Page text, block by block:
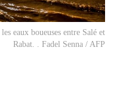
eaux boueuses entre Salé et
Rabat. . Fadel Senna / AFP